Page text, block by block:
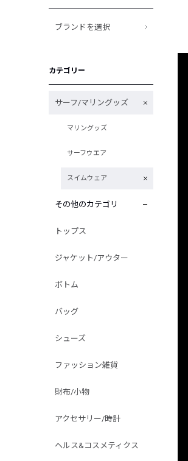
ブランドを選択
カテゴリー
サーフ/マリングッズ
マリングッズ
サーフウエア
スイムウェア
その他のカテゴリ
トップス
ジャケット/アウター
ボトム
バッグ
シューズ
ファッション雑貨
財布/小物
アクセサリー/時計
ヘルス&コスメティクス
THE DUFFER OF ST.GEORGE
プリントTシャツ